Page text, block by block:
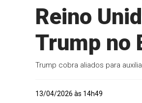
Reino
Trump no
Trump cobra aliados para
13/04/2026 às 14h49